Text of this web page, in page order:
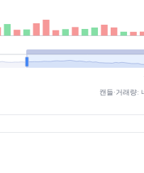
캔들·거래량: